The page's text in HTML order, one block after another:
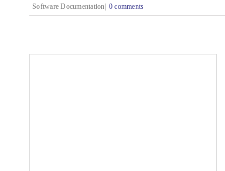
Software Documentation| 0 comments